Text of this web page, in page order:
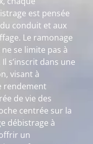
est pensée
conduit et aux
Le ramonage
ne se limite pas à
s’inscrit dans une
visant à
rendement
de vie des
centrée sur la
débistrage à
un